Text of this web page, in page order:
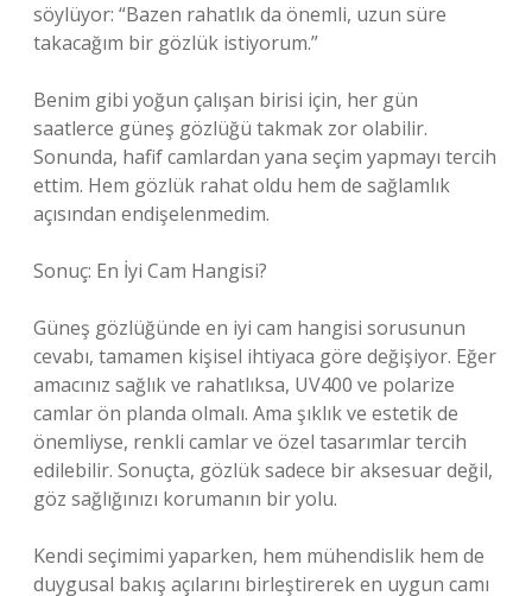
söylüyor: “Bazen rahatlık da önemli, uzun süre
takacağım bir gözlük istiyorum.”
Benim gibi yoğun çalışan birisi için, her gün
saatlerce güneş gözlüğü takmak zor olabilir.
Sonunda, hafif camlardan yana seçim yapmayı tercih
ettim. Hem gözlük rahat oldu hem de sağlamlık
açısından endişelenmedim.
Sonuç: En İyi Cam Hangisi?
Güneş gözlüğünde en iyi cam hangisi sorusunun
cevabı, tamamen kişisel ihtiyaca göre değişiyor. Eğer
amacınız sağlık ve rahatlıksa, UV400 ve polarize
camlar ön planda olmalı. Ama şıklık ve estetik de
önemliyse, renkli camlar ve özel tasarımlar tercih
edilebilir. Sonuçta, gözlük sadece bir aksesuar değil,
göz sağlığınızı korumanın bir yolu.
Kendi seçimimi yaparken, hem mühendislik hem de
duygusal bakış açılarını birleştirerek en uygun camı